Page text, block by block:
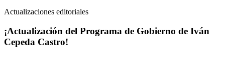
Actualizaciones editoriales
¡Actualización del Programa de Gobierno de Iván
Cepeda Castro!